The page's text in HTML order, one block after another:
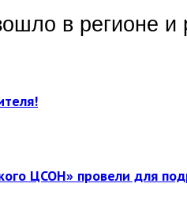
в регионе и
ЦСОН» провели для